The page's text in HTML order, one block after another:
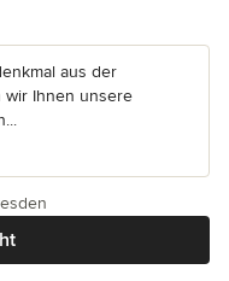
Sternen
aus der
Ihnen unsere